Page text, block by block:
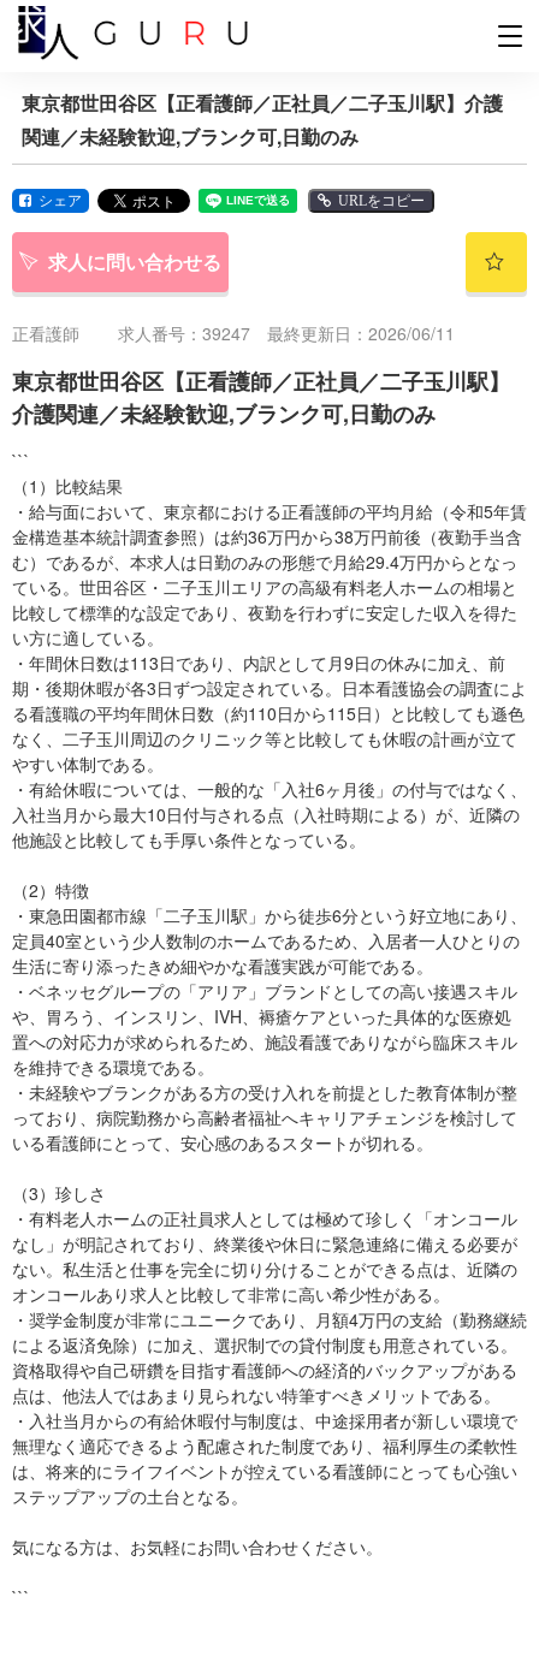
東京都世田谷区【正看護師／正社員／二子玉川駅】介護
関連／未経験歓迎,ブランク可,日勤のみ
シェア URLをコピー
求人に問い合わせる
正看護師 求人番号：39247 最終更新日：2026/06/11
東京都世田谷区【正看護師／正社員／二子玉川駅】
介護関連／未経験歓迎,ブランク可,日勤のみ
```
（1）比較結果
・給与面において、東京都における正看護師の平均月給（令和5年賃
金構造基本統計調査参照）は約36万円から38万円前後（夜勤手当含
む）であるが、本求人は日勤のみの形態で月給29.4万円からとなっ
ている。世田谷区・二子玉川エリアの高級有料老人ホームの相場と
比較して標準的な設定であり、夜勤を行わずに安定した収入を得た
い方に適している。
・年間休日数は113日であり、内訳として月9日の休みに加え、前
期・後期休暇が各3日ずつ設定されている。日本看護協会の調査によ
る看護職の平均年間休日数（約110日から115日）と比較しても遜色
なく、二子玉川周辺のクリニック等と比較しても休暇の計画が立て
やすい体制である。
・有給休暇については、一般的な「入社6ヶ月後」の付与ではなく、
入社当月から最大10日付与される点（入社時期による）が、近隣の
他施設と比較しても手厚い条件となっている。
（2）特徴
・東急田園都市線「二子玉川駅」から徒歩6分という好立地にあり、
定員40室という少人数制のホームであるため、入居者一人ひとりの
生活に寄り添ったきめ細やかな看護実践が可能である。
・ベネッセグループの「アリア」ブランドとしての高い接遇スキル
や、胃ろう、インスリン、IVH、褥瘡ケアといった具体的な医療処
置への対応力が求められるため、施設看護でありながら臨床スキル
を維持できる環境である。
・未経験やブランクがある方の受け入れを前提とした教育体制が整
っており、病院勤務から高齢者福祉へキャリアチェンジを検討して
いる看護師にとって、安心感のあるスタートが切れる。
（3）珍しさ
・有料老人ホームの正社員求人としては極めて珍しく「オンコール
なし」が明記されており、終業後や休日に緊急連絡に備える必要が
ない。私生活と仕事を完全に切り分けることができる点は、近隣の
オンコールあり求人と比較して非常に高い希少性がある。
・奨学金制度が非常にユニークであり、月額4万円の支給（勤務継続
による返済免除）に加え、選択制での貸付制度も用意されている。
資格取得や自己研鑽を目指す看護師への経済的バックアップがある
点は、他法人ではあまり見られない特筆すべきメリットである。
・入社当月からの有給休暇付与制度は、中途採用者が新しい環境で
無理なく適応できるよう配慮された制度であり、福利厚生の柔軟性
は、将来的にライフイベントが控えている看護師にとっても心強い
ステップアップの土台となる。
気になる方は、お気軽にお問い合わせください。
```